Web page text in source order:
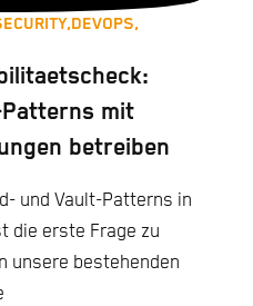
DEVOPS,
Patterns mit
betreiben
und Vault-Patterns in
die erste Frage zu
unsere bestehenden